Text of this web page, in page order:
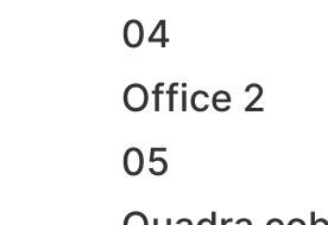
04
Office 2
05